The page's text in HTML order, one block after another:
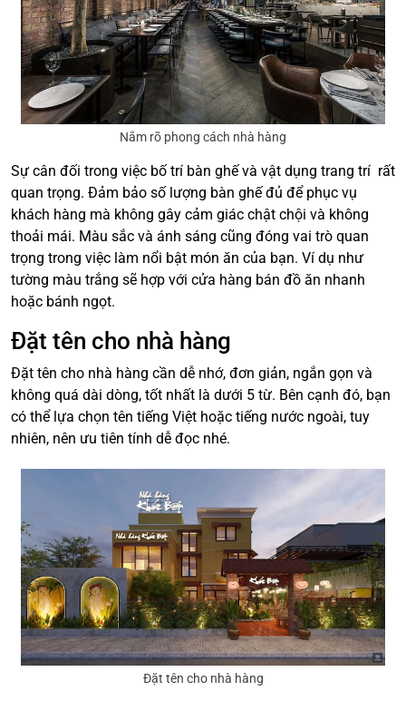
Nắm rõ phong cách nhà hàng
Sự cân đối trong việc bố trí bàn ghế và vật dụng trang trí rất
quan trọng. Đảm bảo số lượng bàn ghế đủ để phục vụ
khách hàng mà không gây cảm giác chật chội và không
thoải mái. Màu sắc và ánh sáng cũng đóng vai trò quan
trọng trong việc làm nổi bật món ăn của bạn. Ví dụ như
tường màu trắng sẽ hợp với cửa hàng bán đồ ăn nhanh
hoặc bánh ngọt.
Đặt tên cho nhà hàng
Đặt tên cho nhà hàng cần dễ nhớ, đơn giản, ngắn gọn và
không quá dài dòng, tốt nhất là dưới 5 từ. Bên cạnh đó, bạn
có thể lựa chọn tên tiếng Việt hoặc tiếng nước ngoài, tuy
nhiên, nên ưu tiên tính dễ đọc nhé.
Đặt tên cho nhà hàng